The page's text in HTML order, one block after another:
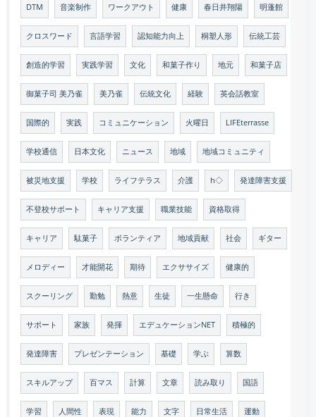
DTM 音楽制作 ワークアウト 健康 春日井翔陽 明蓬館
クロスワード 言語学習 認知能力向上 桐塑人形 伝統工芸
創造的学習 実践学習 文化 和菓子作り 地元 和菓子店
御菓子司 美乃雀 美乃雀 伝統文化 経験 英会話教室
国際的 実践 コミュニケーション 火曜日 LIFEterrasse
学校通信 日本文化 ニュース 地域 地域コミュニティ
被災地支援 学校 ライフテラス 介護 h◇ 発達障害支援
不登校サポート キャリア支援 職業技能 資格取得
キャリア 駄菓子 ボランティア 地域貢献 社会 ギター
メロディー 才能開花 期待 エクササイズ 健康的
スクーリング 勤勉 熱意 生徒 一生懸命 行き
サポート 家族 発揮 エデュケーションNET 積極的
発達障害 プレゼンテーション 基礎 学ぶ 算数
スキルアップ 百マス 計算 文章 読み取り 国語
学習 人間性 表現 能力 文字 日常生活 運動